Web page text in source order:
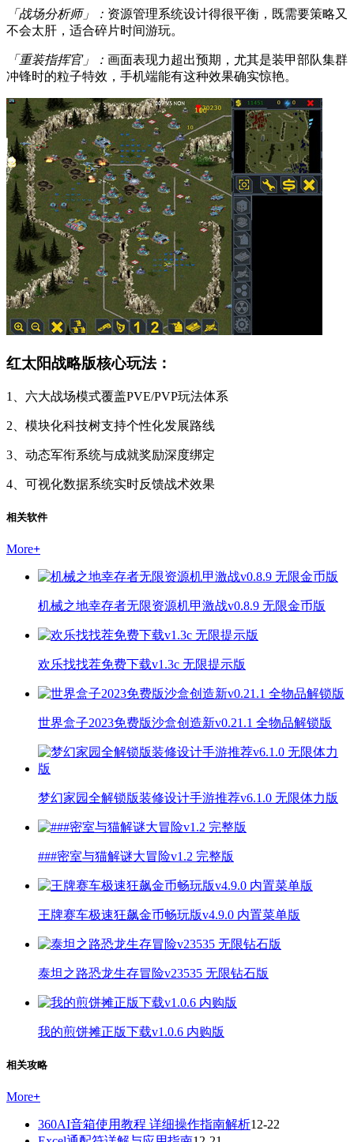
「战场分析师」： 资源管理系统设计得很平衡，既需要策略又
不会太肝，适合碎片时间游玩。
「重装指挥官」： 画面表现力超出预期，尤其是装甲部队集群
冲锋时的粒子特效，手机端能有这种效果确实惊艳。
红太阳战略版核心玩法：
1、六大战场模式覆盖PVE/PVP玩法体系
2、模块化科技树支持个性化发展路线
3、动态军衔系统与成就奖励深度绑定
4、可视化数据系统实时反馈战术效果
相关软件
More+
机械之地幸存者无限资源机甲激战v0.8.9 无限金币版
欢乐找找茬免费下载v1.3c 无限提示版
世界盒子2023免费版沙盒创造新v0.21.1 全物品解锁版
梦幻家园全解锁版装修设计手游推荐v6.1.0 无限体力版
###密室与猫解谜大冒险v1.2 完整版
王牌赛车极速狂飙金币畅玩版v4.9.0 内置菜单版
泰坦之路恐龙生存冒险v23535 无限钻石版
我的煎饼摊正版下载v1.0.6 内购版
相关攻略
More+
360AI音箱使用教程 详细操作指南解析12-22